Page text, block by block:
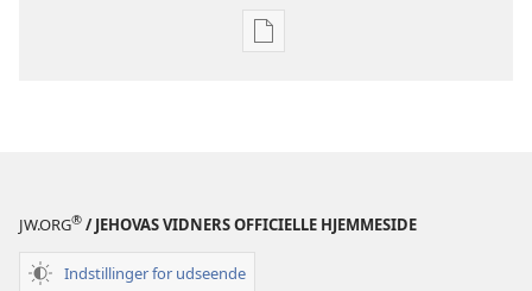
Indstillinger
Jehovas
JW.ORG® / JEHOVAS VIDNERS OFFICIELLE HJEMMESIDE
Indstillinger for udseende